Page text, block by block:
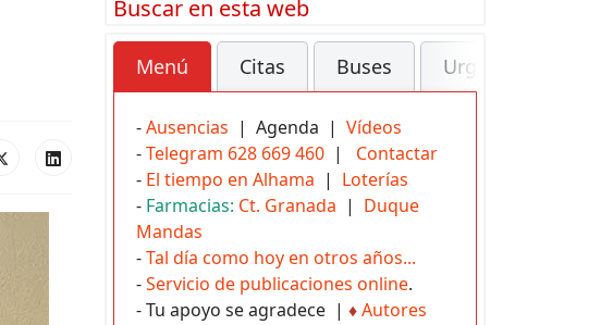
Buscar en esta web
Menú Citas Buses Urgencias
-Ausencias | Agenda | Vídeos
-Telegram 628 669 460 | Contactar
- El tiempo en Alhama | Loterías
- Farmacias: Ct. Granada | Duque
Mandas
-Tal día como hoy en otros años...
-Servicio de publicaciones online.
- Tu apoyo se agradece | ♦Autores